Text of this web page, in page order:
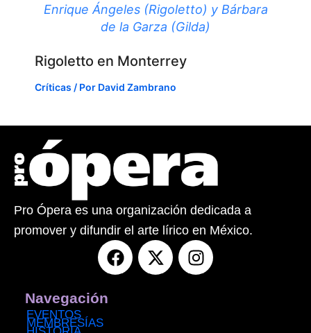
Enrique Ángeles (Rigoletto) y Bárbara
de la Garza (Gilda)
Rigoletto en Monterrey
Críticas / Por David Zambrano
Pro Ópera es una organización dedicada a
promover y difundir el arte lírico en México.
F
a
X
-
I
n
Navegación
EVENTOS
MEMBRESÍAS